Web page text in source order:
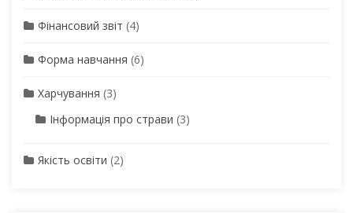
Фінансовий звіт (4)
Форма навчання (6)
Харчування (3)
Інформація про страви (3)
Якість освіти (2)